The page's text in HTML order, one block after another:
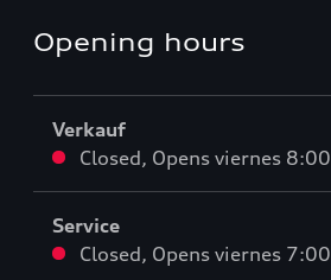
Opening hours
Verkauf
Closed, Opens viernes 8:00
Service
Closed, Opens viernes 7:00